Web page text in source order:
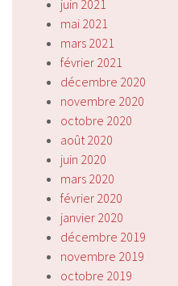
juin 2021
mai 2021
mars 2021
février 2021
décembre 2020
novembre 2020
octobre 2020
août 2020
juin 2020
mars 2020
février 2020
janvier 2020
décembre 2019
novembre 2019
octobre 2019